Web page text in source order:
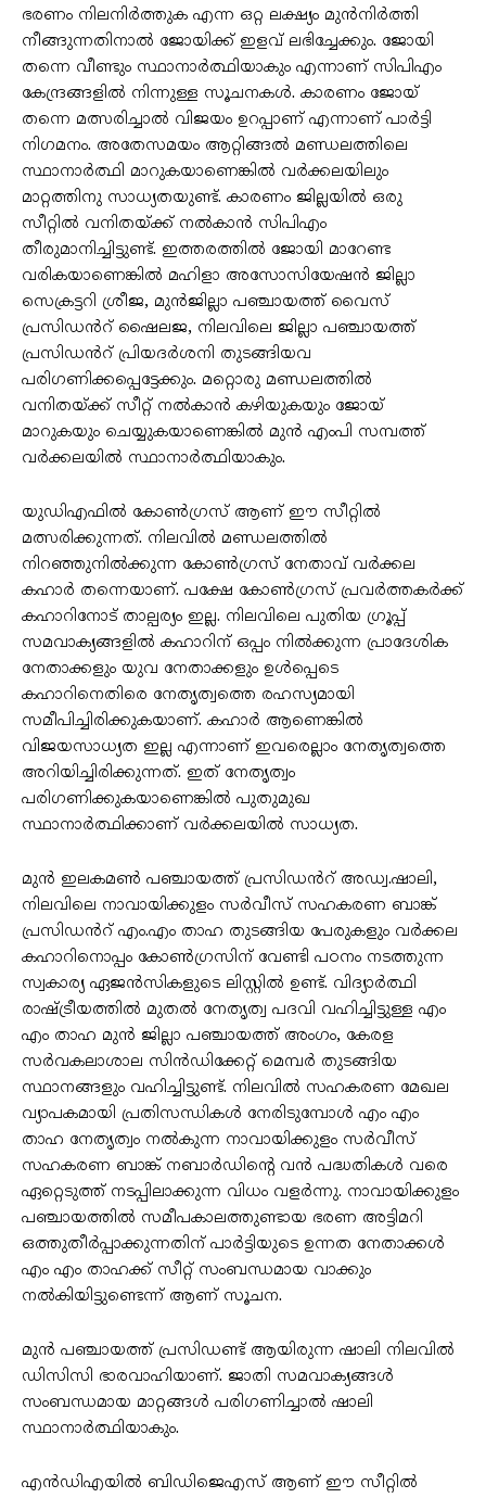
ഭരണം നിലനിർത്തുക എന്ന ഒറ്റ ലക്ഷ്യം മുൻനിർത്തി
നീങ്ങുന്നതിനാൽ ജോയിക്ക് ഇളവ് ലഭിച്ചേക്കും. ജോയി
തന്നെ വീണ്ടും സ്ഥാനാർത്ഥിയാകും എന്നാണ് സിപിഎം
കേന്ദ്രങ്ങളിൽ നിന്നുള്ള സൂചനകൾ. കാരണം ജോയ്
തന്നെ മത്സരിച്ചാൽ വിജയം ഉറപ്പാണ് എന്നാണ് പാർട്ടി
നിഗമനം. അതേസമയം ആറ്റിങ്ങൽ മണ്ഡലത്തിലെ
സ്ഥാനാർത്ഥി മാറുകയാണെങ്കിൽ വർക്കലയിലും
മാറ്റത്തിനു സാധ്യതയുണ്ട്. കാരണം ജില്ലയിൽ ഒരു
സീറ്റിൽ വനിതയ്ക്ക് നൽകാൻ സിപിഎം
തീരുമാനിച്ചിട്ടുണ്ട്. ഇത്തരത്തിൽ ജോയി മാറേണ്ട
വരികയാണെങ്കിൽ മഹിളാ അസോസിയേഷൻ ജില്ലാ
സെക്രട്ടറി ശ്രീജ, മുൻജില്ലാ പഞ്ചായത്ത് വൈസ്
പ്രസിഡൻറ് ഷൈലജ, നിലവിലെ ജില്ലാ പഞ്ചായത്ത്
പ്രസിഡൻറ് പ്രിയദർശനി തുടങ്ങിയവ
പരിഗണിക്കപ്പെട്ടേക്കും. മറ്റൊരു മണ്ഡലത്തിൽ
വനിതയ്ക്ക് സീറ്റ് നൽകാൻ കഴിയുകയും ജോയ്
മാറുകയും ചെയ്യുകയാണെങ്കിൽ മുൻ എംപി സമ്പത്ത്
വർക്കലയിൽ സ്ഥാനാർത്ഥിയാകും.
യുഡിഎഫിൽ കോൺഗ്രസ് ആണ് ഈ സീറ്റിൽ
മത്സരിക്കുന്നത്. നിലവിൽ മണ്ഡലത്തിൽ
നിറഞ്ഞുനിൽക്കുന്ന കോൺഗ്രസ് നേതാവ് വർക്കല
കഹാർ തന്നെയാണ്. പക്ഷേ കോൺഗ്രസ് പ്രവർത്തകർക്ക്
കഹാറിനോട് താല്പര്യം ഇല്ല. നിലവിലെ പുതിയ ഗ്രൂപ്പ്
സമവാക്യങ്ങളിൽ കഹാറിന് ഒപ്പം നിൽക്കുന്ന പ്രാദേശിക
നേതാക്കളും യുവ നേതാക്കളും ഉൾപ്പെടെ
കഹാറിനെതിരെ നേതൃത്വത്തെ രഹസ്യമായി
സമീപിച്ചിരിക്കുകയാണ്. കഹാർ ആണെങ്കിൽ
വിജയസാധ്യത ഇല്ല എന്നാണ് ഇവരെല്ലാം നേതൃത്വത്തെ
അറിയിച്ചിരിക്കുന്നത്. ഇത് നേതൃത്വം
പരിഗണിക്കുകയാണെങ്കിൽ പുതുമുഖ
സ്ഥാനാർത്ഥിക്കാണ് വർക്കലയിൽ സാധ്യത.
മുൻ ഇലകമൺ പഞ്ചായത്ത് പ്രസിഡൻറ് അഡ്വ.ഷാലി,
നിലവിലെ നാവായിക്കുളം സർവീസ് സഹകരണ ബാങ്ക്
പ്രസിഡൻറ് എം.എം താഹ തുടങ്ങിയ പേരുകളും വർക്കല
കഹാറിനൊപ്പം കോൺഗ്രസിന് വേണ്ടി പഠനം നടത്തുന്ന
സ്വകാര്യ ഏജൻസികളുടെ ലിസ്റ്റിൽ ഉണ്ട്. വിദ്യാർത്ഥി
രാഷ്ട്രീയത്തിൽ മുതൽ നേതൃത്വ പദവി വഹിച്ചിട്ടുള്ള എം
എം താഹ മുൻ ജില്ലാ പഞ്ചായത്ത് അംഗം, കേരള
സർവകലാശാല സിൻഡിക്കേറ്റ് മെമ്പർ തുടങ്ങിയ
സ്ഥാനങ്ങളും വഹിച്ചിട്ടുണ്ട്. നിലവിൽ സഹകരണ മേഖല
വ്യാപകമായി പ്രതിസന്ധികൾ നേരിടുമ്പോൾ എം എം
താഹ നേതൃത്വം നൽകുന്ന നാവായിക്കുളം സർവീസ്
സഹകരണ ബാങ്ക് നബാർഡിൻ്റെ വൻ പദ്ധതികൾ വരെ
ഏറ്റെടുത്ത് നടപ്പിലാക്കുന്ന വിധം വളർന്നു. നാവായിക്കുളം
പഞ്ചായത്തിൽ സമീപകാലത്തുണ്ടായ ഭരണ അട്ടിമറി
ഒത്തുതീർപ്പാക്കുന്നതിന് പാർട്ടിയുടെ ഉന്നത നേതാക്കൾ
എം എം താഹക്ക് സീറ്റ് സംബന്ധമായ വാക്കും
നൽകിയിട്ടുണ്ടെന്ന് ആണ് സൂചന.
മുൻ പഞ്ചായത്ത് പ്രസിഡണ്ട് ആയിരുന്ന ഷാലി നിലവിൽ
ഡിസിസി ഭാരവാഹിയാണ്. ജാതി സമവാക്യങ്ങൾ
സംബന്ധമായ മാറ്റങ്ങൾ പരിഗണിച്ചാൽ ഷാലി
സ്ഥാനാർത്ഥിയാകും.
എൻഡിഎയിൽ ബിഡിജെഎസ് ആണ് ഈ സീറ്റിൽ